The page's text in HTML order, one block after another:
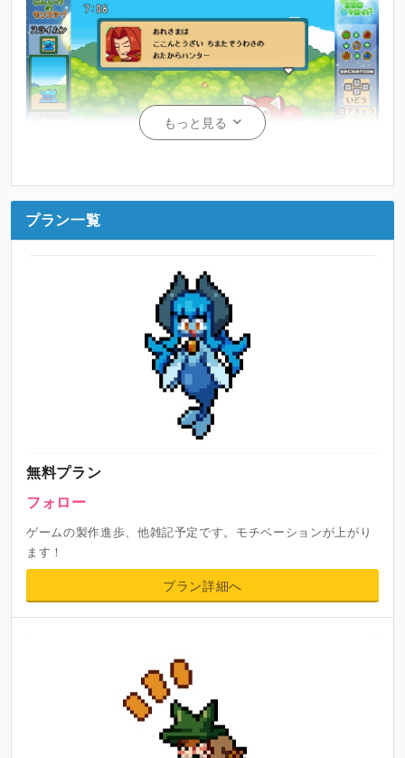
プロフィール
初めまして。ひこてるです。
キッズもののデザインやGBA～DSのドット絵のイメージが
現在はSTEAMを中心にゲーム制作をしています。
ドット絵制作依頼は受け付けてはいるのですが個人のゲー
もっと見る
プラン一覧
無料プラン
フォロー
ゲームの製作進歩、他雑記予定です。モチベーションが上がり
ます！
プラン詳細へ